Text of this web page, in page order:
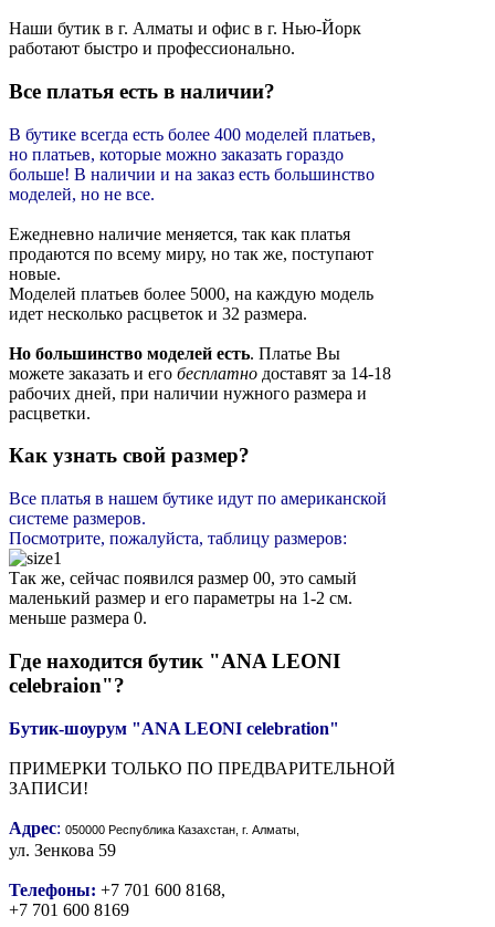
Наши бутик в г. Алматы и офис в г. Нью-Йорк
работают быстро и профессионально.
Все платья есть в наличии?
В бутике всегда есть более 400 моделей платьев,
но платьев, которые можно заказать гораздо
больше! В наличии и на заказ есть большинство
моделей, но не все.
Ежедневно наличие меняется, так как платья
продаются по всему миру, но так же, поступают
новые.
Моделей платьев более 5000, на каждую модель
идет несколько расцветок и 32 размера.
Но большинство моделей есть. Платье Вы
можете заказать и его бесплатно доставят за 14-18
рабочих дней, при наличии нужного размера и
расцветки.
Как узнать свой размер?
Все платья в нашем бутике идут по американской
системе размеров.
Посмотрите, пожалуйста, таблицу размеров:
Так же, сейчас появился размер 00, это самый
маленький размер и его параметры на 1-2 см.
меньше размера 0.
Где находится бутик "ANA LEONI
celebraion"?
Бутик-шоурум "ANA LEONI celebration"
ПРИМЕРКИ ТОЛЬКО ПО ПРЕДВАРИТЕЛЬНОЙ
ЗАПИСИ!
Адрес: 050000 Республика Казахстан, г. Алматы,
ул. Зенкова 59
Телефоны: +7 701 600 8168,
+7 701 600 8169